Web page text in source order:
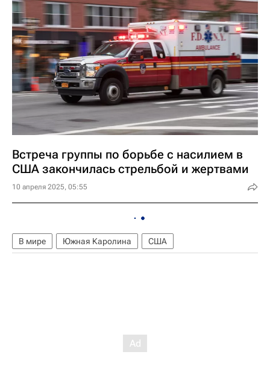
Встреча группы по борьбе с насилием в
США закончилась стрельбой и жертвами
10 апреля 2025, 05:55
В мире Южная Каролина США